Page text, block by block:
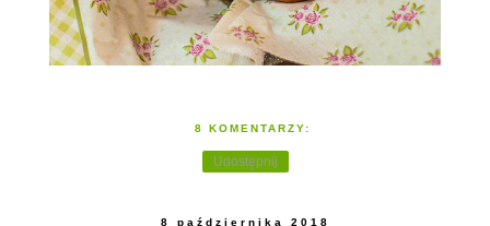
8 KOMENTARZY:
Udostępnij
8 października 2018